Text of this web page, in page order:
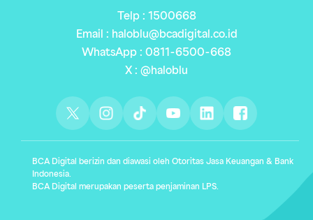
Telp : 1500668
Email : haloblu@bcadigital.co.id
WhatsApp : 0811-6500-668
X : @haloblu
BCA Digital berizin dan diawasi oleh Otoritas Jasa Keuangan & Bank
Indonesia.
BCA Digital merupakan peserta penjaminan LPS.